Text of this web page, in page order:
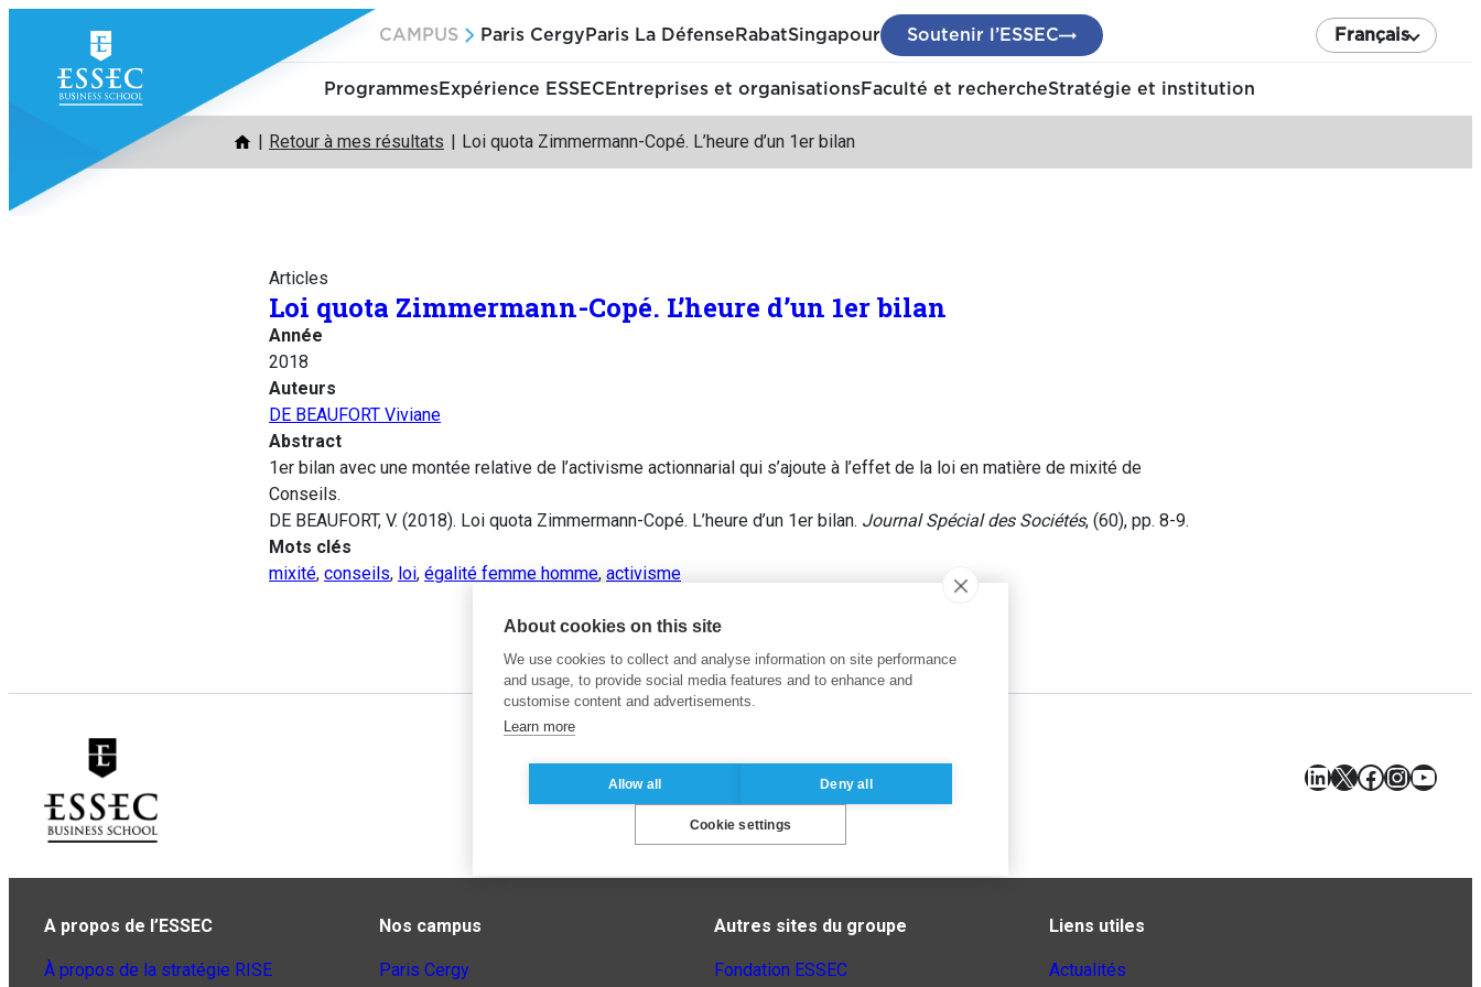
contenu
CAMPUS Paris Cergy Paris La Défense RabatSingapour Soutenir l’ESSEC Français
ProgrammesExpérience ESSEC Entreprises et organisationsFaculté et rechercheStratégie et institution
Retour à mes résultats Loi quota Zimmermann-Copé. L’heure d’un 1er bilan
Articles
Loi quota Zimmermann-Copé. L’heure d’un 1er bilan
Année
2018
Auteurs
DE BEAUFORT Viviane
Abstract
1er bilan avec une montée relative de l’activisme actionnarial qui s’ajoute à l’effet de la loi en matière de mixité de
Conseils.
DE BEAUFORT, V. (2018). Loi quota Zimmermann-Copé. L’heure d’un 1er bilan. Journal Spécial des Sociétés, (60), pp. 8-9.
Mots clés
mixité, conseils, loi, égalité femme homme, activisme
LinkedIn
X Facebook
A propos de l’ESSEC
À propos de la stratégie RISE
Nos campus
Paris Cergy
Autres sites du groupe
Fondation ESSEC
Liens utiles
Actualités
About cookies on this site
We use cookies to collect and analyse information on site performance
and usage, to provide social media features and to enhance and
customise content and advertisements.
Learn more
Allow all Deny all
Cookie settings